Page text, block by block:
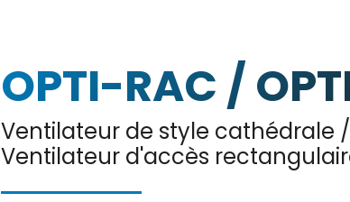
OPTI-RAC /
Ventilateur de style cathédrale /
Ventilateur d'accès